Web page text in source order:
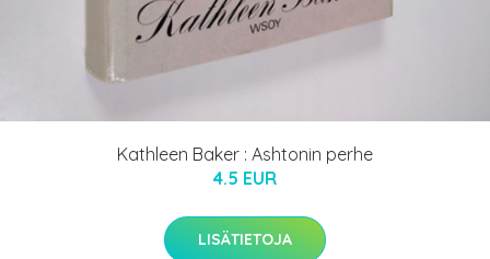
Kathleen Baker : Ashtonin perhe
4.5 EUR
LISÄTIETOJA